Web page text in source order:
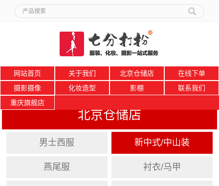
网站首页 关于我们 北京仓储店
在线下单
摄影摄像
化妆造型 影棚
联系我们
重庆旗舰店
北京仓储店
男士西服 新中式/中山装
燕尾服 衬衣/马甲